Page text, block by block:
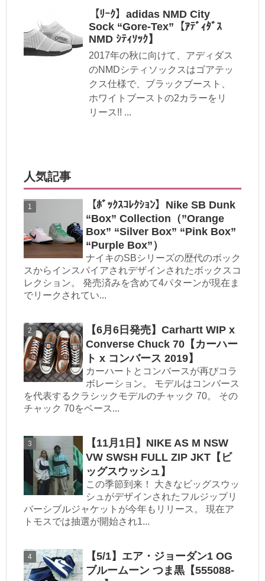
【ﾘｰｸ】adidas NMD City
Sock “Gore-Tex”【ｱﾃﾞｨﾀﾞｽ
NMD ｼﾃｨｿｯｸ】
2017年の秋に向けて、アディダス
のNMDシティソックスはゴアテッ
クス仕様で、ブラックブースト、
ホワイトブーストの2カラーをリ
リース!! ...
人気記事
【ﾎﾞｯｸｽｺﾚｸｼｮﾝ】Nike SB Dunk
“Box” Collection（”Orange
Box” “Silver Box” “Pink Box”
“Purple Box”）
ナイキのSBシリーズの歴代のボック
スからインスパイアされデザインされたボックスコ
レクション。 発売済みを含めて4パターンが現在ま
でリークされてい...
【6月6日発売】Carhartt WIP x
Converse Chuck 70【カーハー
ト x コンバース 2019】
カーハートとコンバースが再びコラ
ボレーション。 モデルはコンバース
を代表するクラシックモデルのチャック 70。 その
チャック 70をベース...
【11月1日】NIKE AS M NSW
VW SWSH FULL ZIP JKT【ビ
ッグスウッシュ】
この季節到来！ 大きなビッグスウッ
シュがデザインされたフルジップリ
バーシブルジャケットが今年もリリース。 現在ア
トモスでは抽選が開始され1...
【5/1】エア・ジョーダン1 OG
ブルームーン つま黒【555088-